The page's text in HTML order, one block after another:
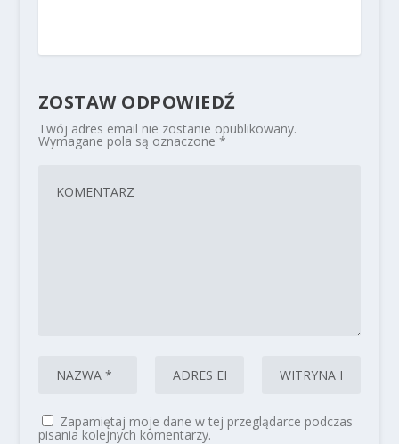
ZOSTAW ODPOWIEDŹ
Twój adres email nie zostanie opublikowany.
Wymagane pola są oznaczone *
Zapamiętaj moje dane w tej przeglądarce podczas
pisania kolejnych komentarzy.